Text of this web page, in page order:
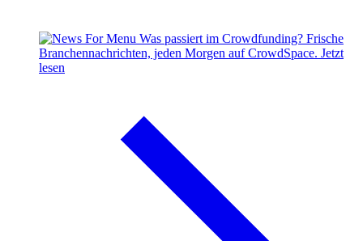
Was passiert im Crowdfunding? Frische
Branchennachrichten, jeden Morgen auf CrowdSpace. Jetzt
lesen